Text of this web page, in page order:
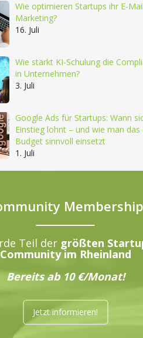
Wie optimieren Startups ihr E-
Marketing?
16. Juli
Wie stärkt KI-Schulung die
in Unternehmen?
3. Juli
Google Ads für Startups: Wann
Einstieg lohnt – und wie man das
Budget sinnvoll einsetzt
1. Juli
Membership
Teil der größten
Community im Rheinland
Bereits ab 10 €/Monat!
Jetzt informieren!